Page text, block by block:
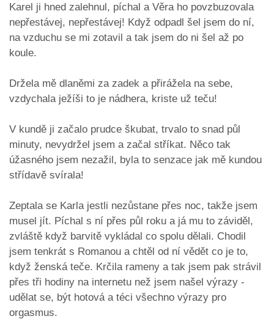
Karel ji hned zalehnul, píchal a Věra ho povzbuzovala
nepřestávej, nepřestávej! Když odpadl šel jsem do ní,
na vzduchu se mi zotavil a tak jsem do ni šel až po
koule.
Držela mě dlaněmi za zadek a přirážela na sebe,
vzdychala ježíši to je nádhera, kriste už teču!
V kundě ji začalo prudce škubat, trvalo to snad půl
minuty, nevydržel jsem a začal stříkat. Něco tak
úžasného jsem nezažil, byla to senzace jak mě kundou
střídavě svírala!
Zeptala se Karla jestli nezůstane přes noc, takže jsem
musel jít. Píchal s ní přes půl roku a já mu to záviděl,
zvláště když barvitě vykládal co spolu dělali. Chodil
jsem tenkrát s Romanou a chtěl od ní vědět co je to,
když ženská teče. Krčila rameny a tak jsem pak strávil
přes tři hodiny na internetu než jsem našel výrazy -
udělat se, být hotová a téci všechno výrazy pro
orgasmus.